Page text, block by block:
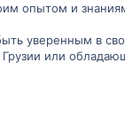
опытом и
уверенным в
или